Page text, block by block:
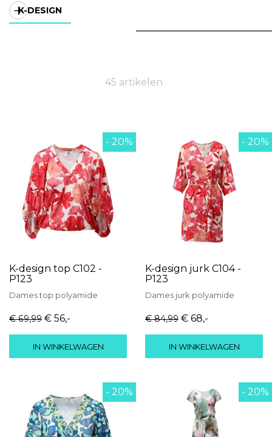
K-DESIGN
45 artikelen
- 20%
K-design top C102 -
P123
Damestop polyamide
€ 69,99 € 56,-
IN WINKELWAGEN
- 20%
K-design jurk C104 -
P123
Dames jurk polyamide
€ 84,99 € 68,-
IN WINKELWAGEN
- 20% - 20%